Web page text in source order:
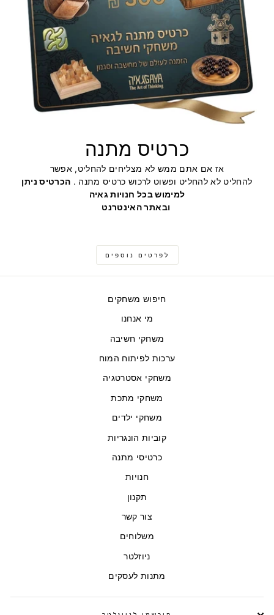
כרטיס מתנה
אז אם אתם ממש לא מצליחים להחליט, אפשר
להחליט לא להחליט ופשוט לרכוש כרטיס מתנה . הכרטיס ניתן
למימוש בכל חנויות גאיה
לפרטים נוספים
חיפוש משחקים
מי אנחנו
משחקי חשיבה
ערכות לפיתוח המוח
משחקי אסטרטגיה
משחקי מתכת
משחקי ילדים
קוביות הונגריות
כרטיסי מתנה
חנויות
תקנון
צור קשר
משלוחים
ניוזלטר
מתנות לעסקים